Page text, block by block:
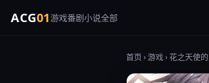
ACG01游戏番剧小说全部
首页 ›游戏› 花之天使